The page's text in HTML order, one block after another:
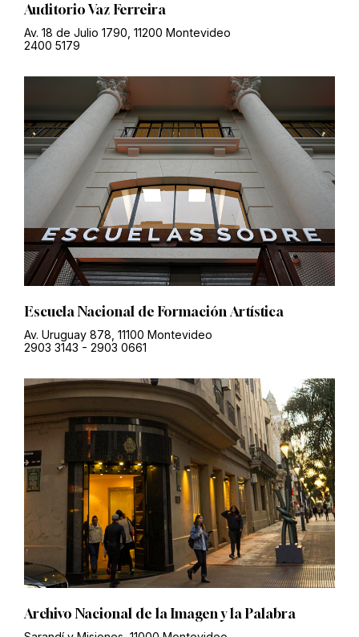
Auditorio Vaz Ferreira
Av. 18 de Julio 1790, 11200 Montevideo
2400 5179
Escuela Nacional de Formación Artística
Av. Uruguay 878, 11100 Montevideo
2903 3143 - 2903 0661
Archivo Nacional de la Imagen y la Palabra